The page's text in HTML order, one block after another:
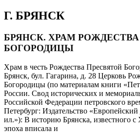
Г. БРЯНСК
БРЯНСК. ХРАМ
БОГОРОДИЦЫ
Храм в честь Рождества Пресвятой
Брянск, бул. Гагарина, д. 28 Церковь
Богородицы (по материалам книги
России. Свод исторических и
Российской Федерации петровского
Петербург: Издательство
ил.»): В историю Брянска, известного с
эпоха вписала и